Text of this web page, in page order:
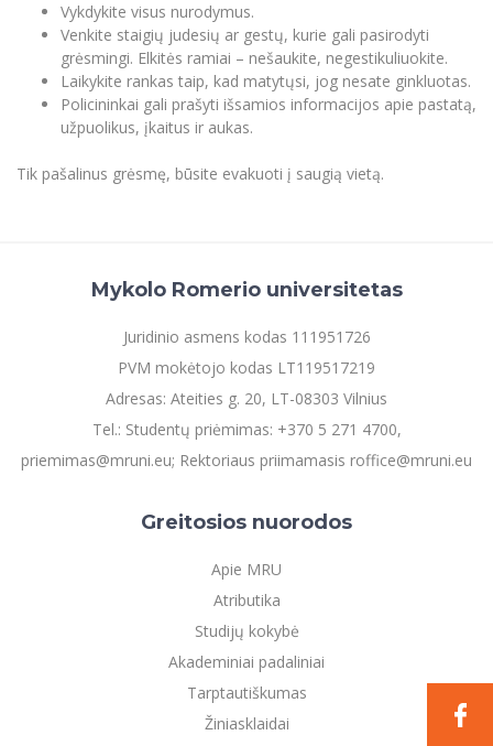
Vykdykite visus nurodymus.
Venkite staigių judesių ar gestų, kurie gali pasirodyti
grėsmingi. Elkitės ramiai – nešaukite, negestikuliuokite.
Laikykite rankas taip, kad matytųsi, jog nesate ginkluotas.
Policininkai gali prašyti išsamios informacijos apie pastatą,
užpuolikus, įkaitus ir aukas.
Tik pašalinus grėsmę, būsite evakuoti į saugią vietą.
Mykolo Romerio universitetas
Juridinio asmens kodas 111951726
PVM mokėtojo kodas LT119517219
Adresas: Ateities g. 20, LT-08303 Vilnius
Tel.: Studentų priėmimas: +370 5 271 4700,
priemimas@mruni.eu; Rektoriaus priimamasis roffice@mruni.eu
Greitosios nuorodos
Apie MRU
Atributika
Studijų kokybė
Akademiniai padaliniai
Tarptautiškumas
Žiniasklaidai